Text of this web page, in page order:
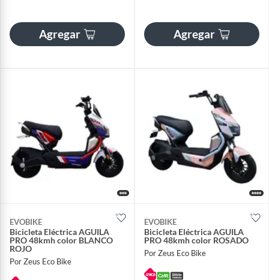
Agregar Agregar
EVOBIKE
Bicicleta Eléctrica AGUILA
PRO 48kmh color BLANCO
ROJO
Por Zeus Eco Bike
EVOBIKE
Bicicleta Eléctrica AGUILA
PRO 48kmh color ROSADO
Por Zeus Eco Bike